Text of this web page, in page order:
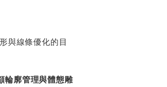
與線條優化的目
輪廓管理與體態雕